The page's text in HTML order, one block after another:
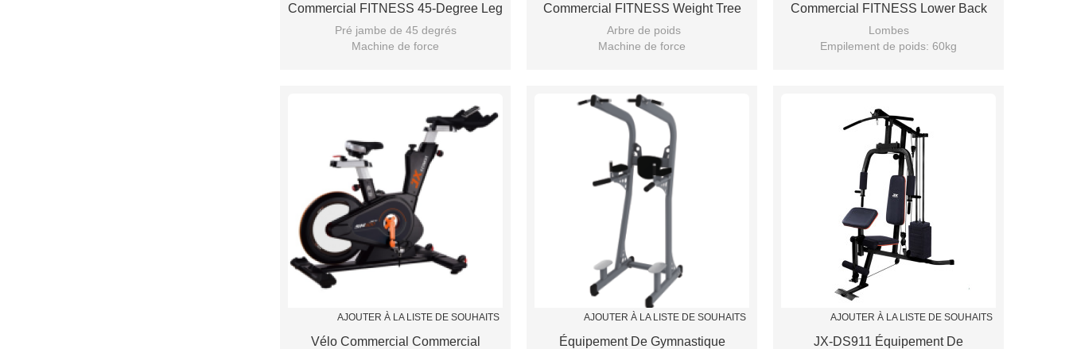
Commercial FITNESS 45-Degree Leg
Press
Pré jambe de 45 degrés
Machine de force
Commercial FITNESS Weight Tree
Arbre de poids
Machine de force
Commercial FITNESS Lower Back
Lombes
Empilement de poids: 60kg
AJOUTER À LA LISTE DE SOUHAITS
Vélo Commercial Commercial
AJOUTER À LA LISTE DE SOUHAITS
Équipement De Gymnastique
AJOUTER À LA LISTE DE SOUHAITS
JX-DS911 Équipement De